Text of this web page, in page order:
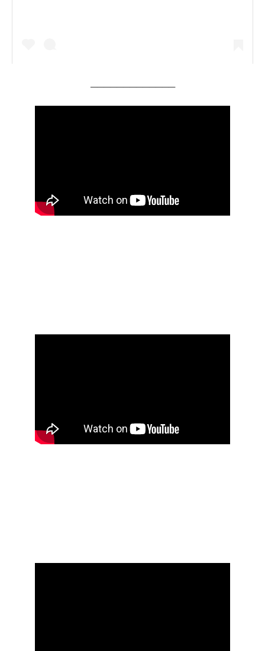
─────────────